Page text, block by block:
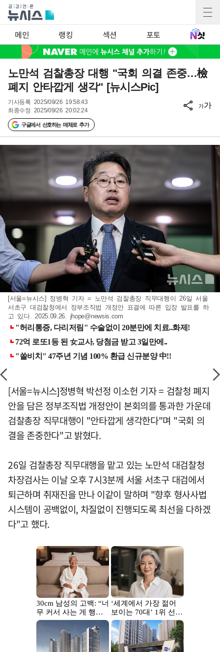
메인 랭킹 섹션 포토
노만석 검찰총장 대행 "국회 의결 존중…檢
폐지 안타깝게 생각" [뉴시스Pic]
기사등록 2025/09/26 19:58:43
최종수정 2025/09/26 20:02:24
구글에서 선호하는 매체로 추가
가가
[서울=뉴시스] 정병혁 기자 = 노만석 검찰총장 직무대행이 26일 서울
서초구 대검찰청에서 정부조직법 개정안 표결에 따른 입장 발표를 하
고 있다. 2025.09.26. jhope@newsis.com
[서울=뉴시스]정병혁 박선정 이소헌 기자 = 검찰청 폐지
안을 담은 정부조직법 개정안이 본회의를 통과한 가운데
검찰총장 직무대행이 "안타깝게 생각한다"며 "국회 의
결을 존중한다"고 밝혔다.
26일 검찰총장 직무대행을 맡고 있는 노만석 대검찰청
차장검사는 이날 오후 7시3분께 서울 서초구 대검에서
퇴근하며 취재진을 만나 이같이 말하며 "향후 형사사법
시스템이 공백없이, 차질없이 진행되도록 최선을 다하겠
다"고 했다.